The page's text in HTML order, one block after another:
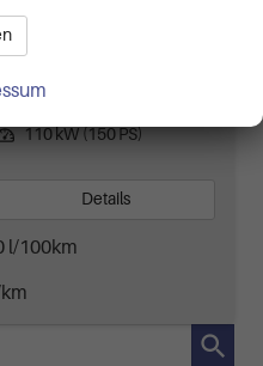
110 kW (150 PS)
Details
l/100km